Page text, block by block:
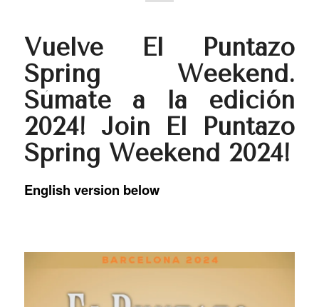
Vuelve El Puntazo
Spring Weekend.
Súmate a la edición
2024! Join El Puntazo
Spring Weekend 2024!
English version below